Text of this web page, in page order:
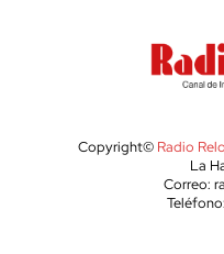
Copyright© Radio
La
Correo: